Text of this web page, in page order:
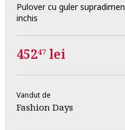
Pulover cu guler
inchis
45247 lei
Vandut de
Fashion Days